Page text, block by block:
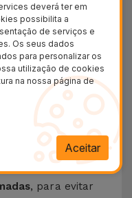
os modelosiPhone
como os mais
iPhone 16e
as Capas
contam com
qualidade, com
, para evitar
deverá ter em
possibilita a
de serviços e
Os seus dados
para personalizar os
utilização de cookies
na nossa página de
Aceitar